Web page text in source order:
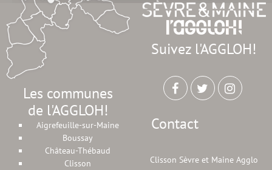
Les communes
de l'AGGLOH!
Aigrefeuille-sur-Maine
Boussay
Château-Thébaud
Clisson
Suivez l'AGGLOH!
Contact
Clisson Sèvre et Maine Agglo